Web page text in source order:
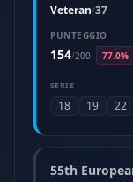
Veteran/37
PUNTEGGIO
154/200 77.0%
SERIE
18 19 22
55th